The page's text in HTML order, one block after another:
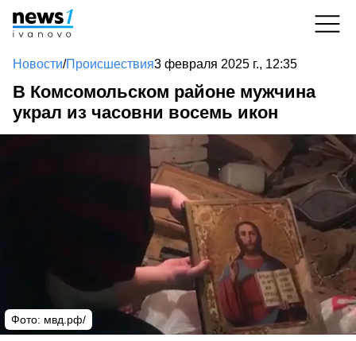
Новости/Происшествия3 февраля 2025 г., 12:35
В Комсомольском районе мужчина
украл из часовни восемь икон
Фото: мвд.рф/